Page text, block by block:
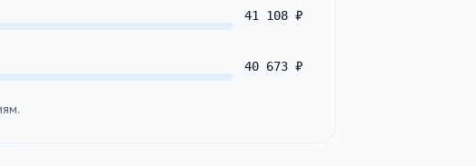
41 108 ₽
40 673 ₽